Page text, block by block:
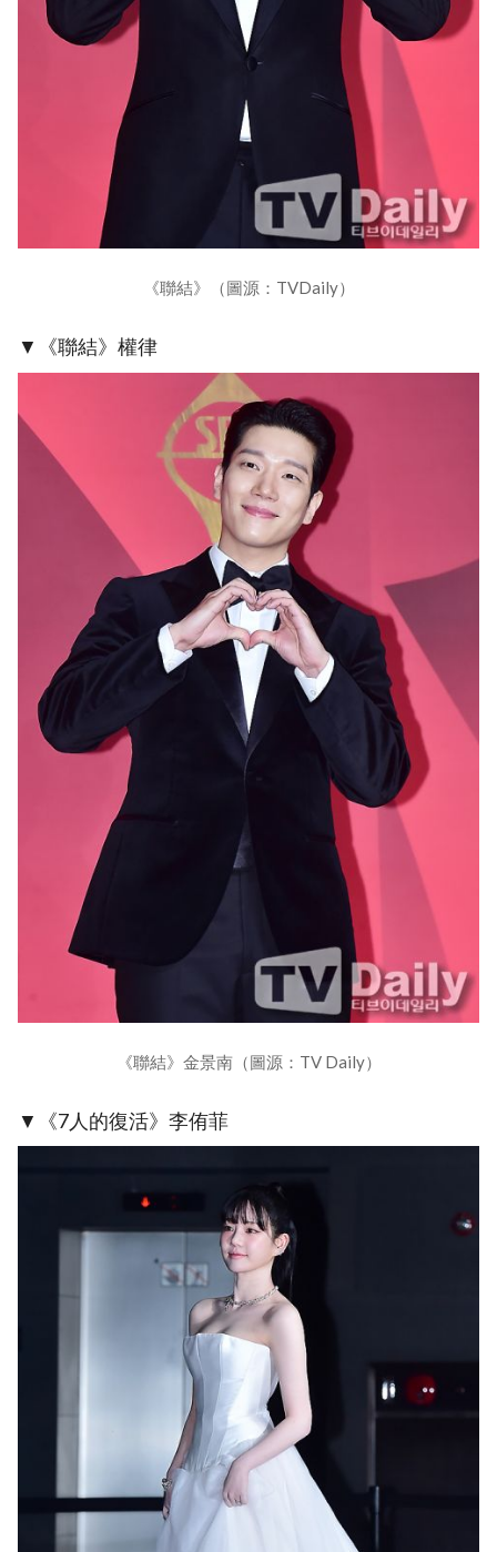
《聯結》（圖源：TVDaily）
▼《聯結》權律
《聯結》金景南（圖源：TV Daily）
▼《7人的復活》李侑菲